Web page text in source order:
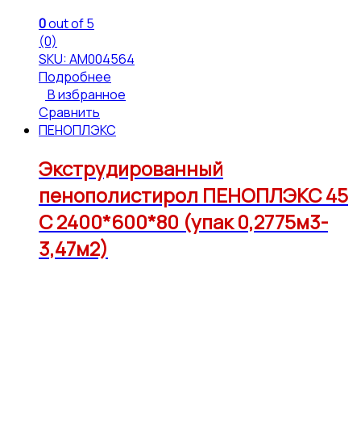
0out of 5
(0)
SKU: АМ004564
Подробнее
В избранное
Сравнить
ПЕНОПЛЭКС
Экструдированный
пенополистирол ПЕНОПЛЭКС 45
С 2400*600*80 (упак 0,2775м3-
3,47м2)